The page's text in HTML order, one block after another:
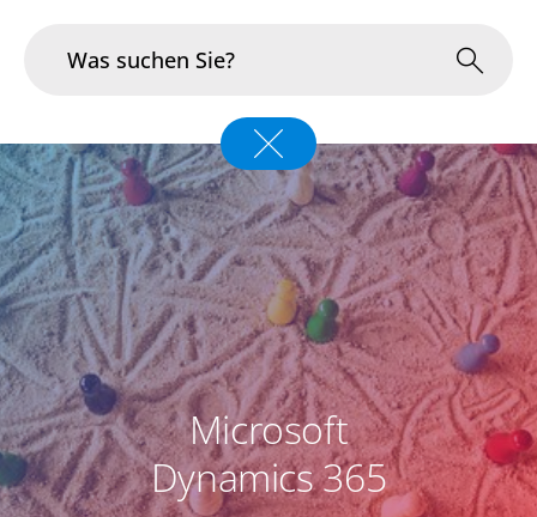
Branchen
Im Fokus
Portfolio
Infrastruktur & Betrieb
Über uns
Karriere
Microsoft
Dynamics 365